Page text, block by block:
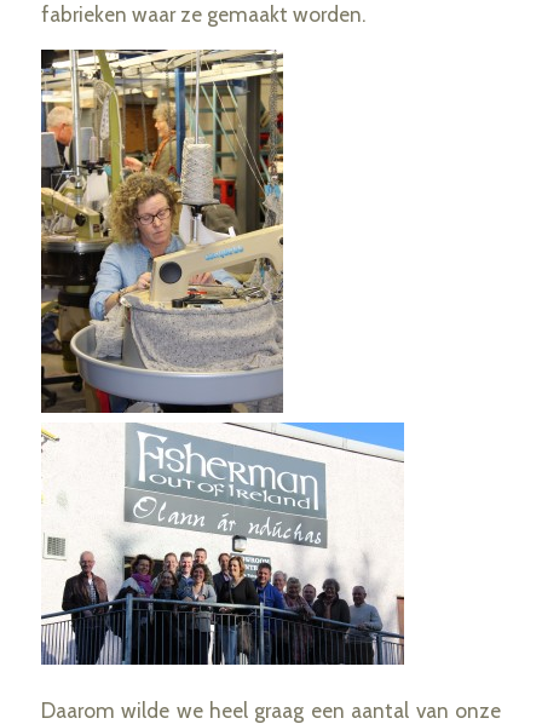
fabrieken waar ze gemaakt worden.
Daarom wilde we heel graag een aantal van onze